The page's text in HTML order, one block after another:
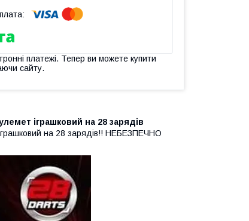
платежі. Тепер ви можете купити
сайту.
іграшковий на 28 зарядів
на 28 зарядів!! НЕБЕЗПЕЧНО